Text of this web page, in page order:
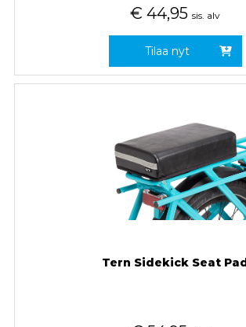
€ 44,95 sis. alv
Tilaa nyt
Tern Sidekick Seat Pad